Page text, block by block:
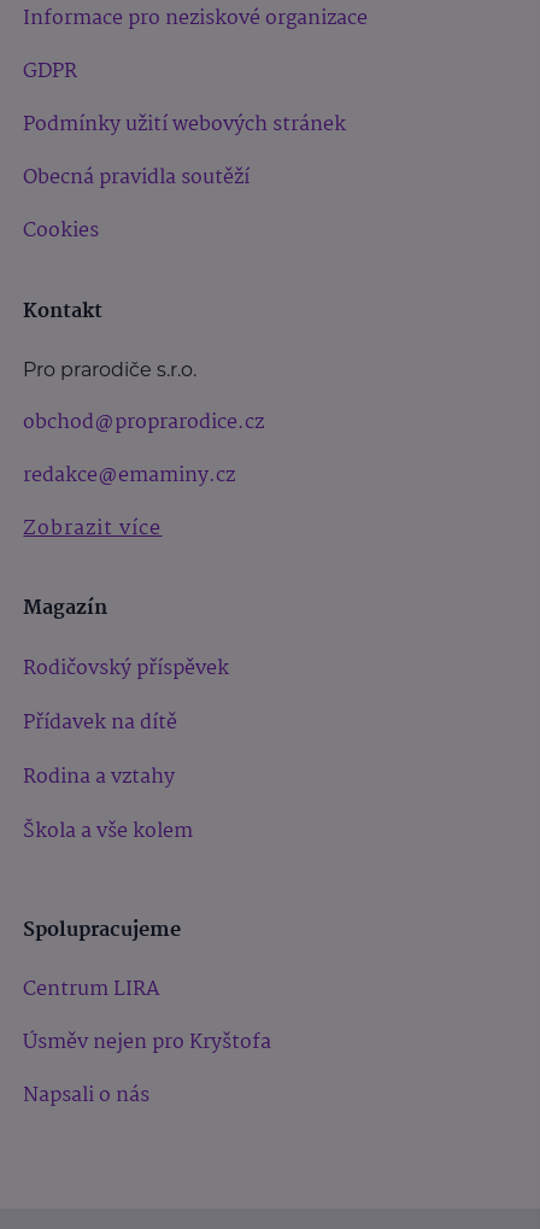
Informace pro neziskové organizace
GDPR
Podmínky užití webových stránek
Obecná pravidla soutěží
Cookies
Kontakt
Pro prarodiče s.r.o.
obchod@proprarodice.cz
redakce@emaminy.cz
Zobrazit více
Magazín
Rodičovský příspěvek
Přídavek na dítě
Rodina a vztahy
Škola a vše kolem
Spolupracujeme
Centrum LIRA
Úsměv nejen pro Kryštofa
Napsali o nás